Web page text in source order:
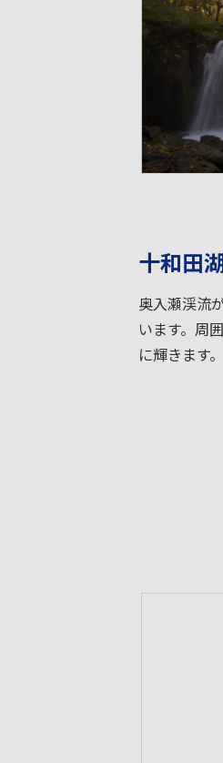
十和田
奥入瀬渓流
います。周
に輝きます。